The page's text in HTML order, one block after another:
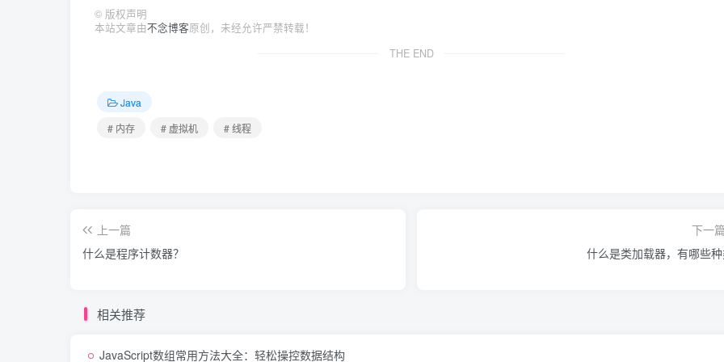
© 版权声明
本站文章由不念博客原创，未经允许严禁转载！
THE END
Java
# 内存
# 虚拟机 # 线程
上一篇
什么是程序计数器？
下一
什么是类加载器，有哪些
相关推荐
JavaScript数组常用方法大全：轻松操控数据结构